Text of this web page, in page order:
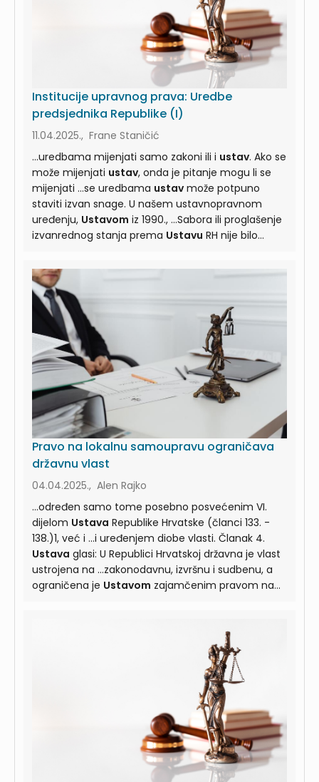
Institucije upravnog prava: Uredbe
predsjednika Republike (I)
11.04.2025., Frane Staničić
...uredbama mijenjati samo zakoni ili i ustav. Ako se
može mijenjati ustav, onda je pitanje mogu li se
mijenjati ...se uredbama ustav može potpuno
staviti izvan snage. U našem ustavnopravnom
uređenju, Ustavom iz 1990., ...Sabora ili proglašenje
izvanrednog stanja prema Ustavu RH nije bilo
dopušteno ograničiti primjenu odredbi toga
Ustava
ili ... članak 17. st. 3.
). Prema tome,
predsjednik Republike bio je prema
Ustavu
Pravo na lokalnu samoupravu ograničava
državnu vlast
04.04.2025., Alen Rajko
...određen samo tome posebno posvećenim VI.
dijelom Ustava Republike Hrvatske (članci 133. -
138.)1, već i ...i uređenjem diobe vlasti. Članak 4.
Ustava glasi: U Republici Hrvatskoj državna je vlast
ustrojena na ...zakonodavnu, izvršnu i sudbenu, a
ograničena je Ustavom zajamčenim pravom na
zakonom. Pravo na lokalnu i područnu (regionalnu)
...ograničava državnu vlast. Odredbama VI. dijela
građanima je zajamčeno pravo na lokalnu